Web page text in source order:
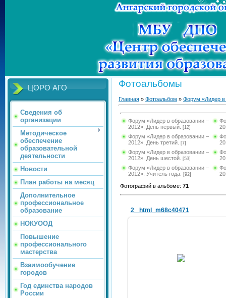
ЦОРО АГО
Сведения об
организации
Методическое
обеспечение
образовательной
деятельности
Новости
План работы на месяц
Дополнительное
профессиональное
образование
НОКУООД
Повышение
профессионального
мастерства
Взаимообучение
городов
Год единства народов
России
Фотоальбомы
Главная » Фотоальбом » Форум «Лидер в
Форум «Лидер в образовании –
2012». День первый.
[12]
Форум «Лидер в образовании –
2012». День третий.
[7]
Форум «Лидер в образовании –
2012». День шестой.
[53]
Форум «Лидер в образовании –
2012». Учитель года.
[92]
Фотографий в альбоме: 71
2 _html_m68c40471